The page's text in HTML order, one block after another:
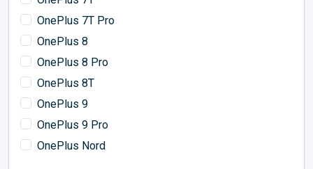
OnePlus 7T Pro
OnePlus 8
OnePlus 8 Pro
OnePlus 8T
OnePlus 9
OnePlus 9 Pro
OnePlus Nord